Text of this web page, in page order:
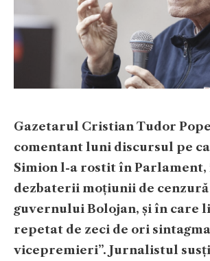
Gazetarul Cristian Tudor
comentant luni discursul pe
Simion l-a rostit în
dezbaterii moțiunii de
guvernului Bolojan, și în care
repetat de zeci de ori
vicepremieri”. Jurnalistul